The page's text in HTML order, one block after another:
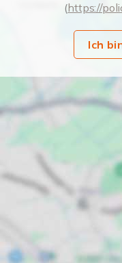
(https://
Ich